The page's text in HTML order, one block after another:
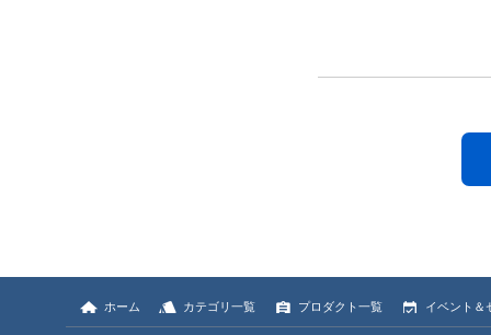
ホーム カテゴリ一覧 プロダクト一覧 イベント＆